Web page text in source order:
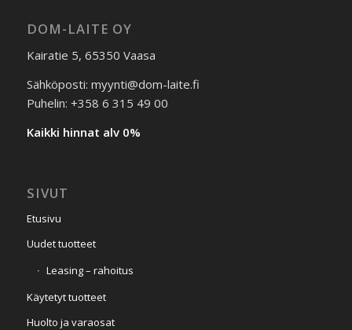
DOM-LAITE OY
Kairatie 5, 65350 Vaasa
Sähköposti: myynti@dom-laite.fi
Puhelin: +358 6 315 49 00
Kaikki hinnat alv 0%
SIVUT
Etusivu
Uudet tuotteet
Leasing – rahoitus
Käytetyt tuotteet
Huolto ja varaosat